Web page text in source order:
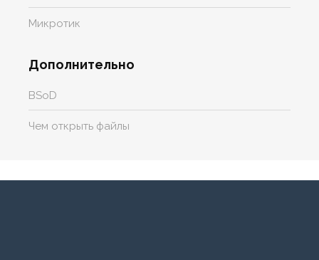
Микротик
Дополнительно
BSoD
Чем открыть файлы